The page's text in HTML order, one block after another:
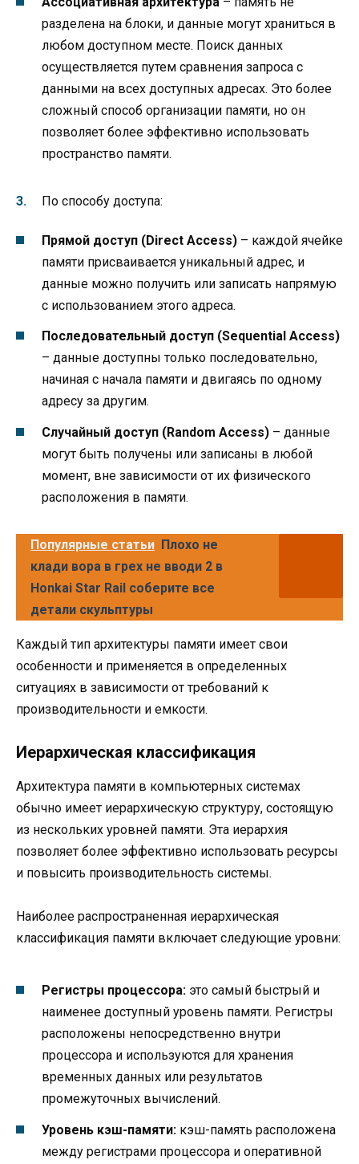
разделена на блоки, и данные могут храниться в
любом доступном месте. Поиск данных
осуществляется путем сравнения запроса с
данными на всех доступных адресах. Это более
сложный способ организации памяти, но он
позволяет более эффективно использовать
пространство памяти.
По способу доступа:
Прямой доступ (Direct Access) – каждой ячейке
памяти присваивается уникальный адрес, и
данные можно получить или записать напрямую
с использованием этого адреса.
Последовательный доступ (Sequential Access)
– данные доступны только последовательно,
начиная с начала памяти и двигаясь по одному
адресу за другим.
Случайный доступ (Random Access) – данные
могут быть получены или записаны в любой
момент, вне зависимости от их физического
расположения в памяти.
Популярные статьи Плохо не
клади вора в грех не вводи 2 в
Honkai Star Rail соберите все
детали скульптуры
Каждый тип архитектуры памяти имеет свои
особенности и применяется в определенных
ситуациях в зависимости от требований к
производительности и емкости.
Иерархическая классификация
Архитектура памяти в компьютерных системах
обычно имеет иерархическую структуру, состоящую
из нескольких уровней памяти. Эта иерархия
позволяет более эффективно использовать ресурсы
и повысить производительность системы.
Наиболее распространенная иерархическая
классификация памяти включает следующие уровни:
Регистры процессора: это самый быстрый и
наименее доступный уровень памяти. Регистры
расположены непосредственно внутри
процессора и используются для хранения
временных данных или результатов
промежуточных вычислений.
Уровень кэш-памяти: кэш-память расположена
между регистрами процессора и оперативной